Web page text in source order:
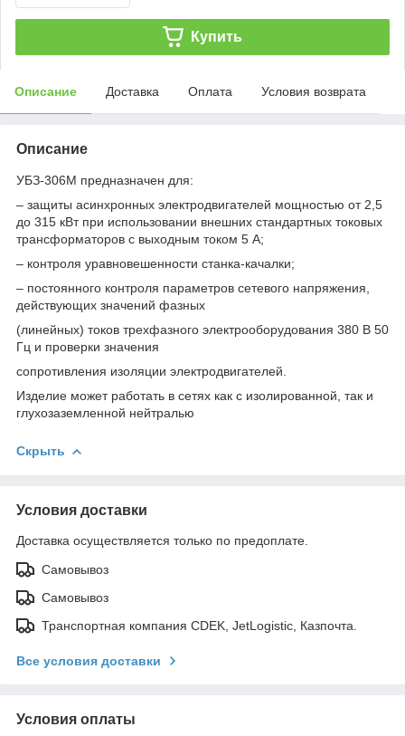
Купить
Описание Доставка Оплата Условия возврата
Описание
УБЗ-306М предназначен для:
– защиты асинхронных электродвигателей мощностью от 2,5
до 315 кВт при использовании внешних стандартных токовых
трансформаторов с выходным током 5 А;
– контроля уравновешенности станка-качалки;
– постоянного контроля параметров сетевого напряжения,
действующих значений фазных
(линейных) токов трехфазного электрооборудования 380 В 50
Гц и проверки значения
сопротивления изоляции электродвигателей.
Изделие может работать в сетях как с изолированной, так и
глухозаземленной нейтралью
Скрыть
Условия доставки
Доставка осуществляется только по предоплате.
Самовывоз
Самовывоз
Транспортная компания CDEK, JetLogistic, Казпочта.
Все условия доставки
Условия оплаты